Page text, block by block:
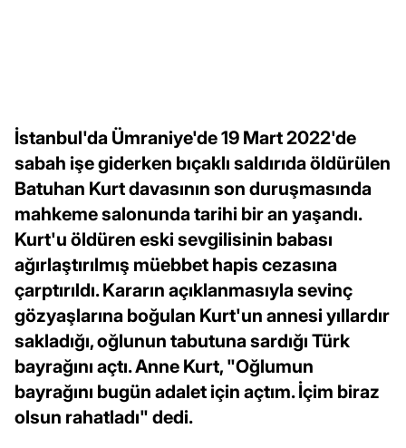
İstanbul'da Ümraniye'de 19 Mart 2022'de
sabah işe giderken bıçaklı saldırıda öldürülen
Batuhan Kurt davasının son duruşmasında
mahkeme salonunda tarihi bir an yaşandı.
Kurt'u öldüren eski sevgilisinin babası
ağırlaştırılmış müebbet hapis cezasına
çarptırıldı. Kararın açıklanmasıyla sevinç
gözyaşlarına boğulan Kurt'un annesi yıllardır
sakladığı, oğlunun tabutuna sardığı Türk
bayrağını açtı. Anne Kurt, "Oğlumun
bayrağını bugün adalet için açtım. İçim biraz
olsun rahatladı" dedi.